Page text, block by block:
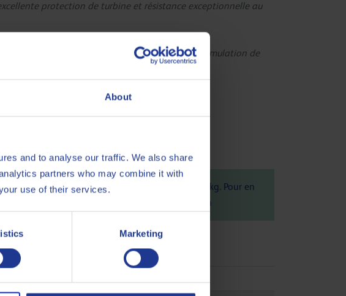
About
and to analyse our traffic. We also share
partners who may combine it with
use of their services.
Marketing
protection de turbine et résistance exceptionnelle au
la turbine contre la corrosion et minimiser l’accumulation de
protection contre la formation de vernis
Q8Oils en Belgique), est de 1.21 kg CO
eq / kg. Pour en
Pour plus d'informations, consultez ce
lien